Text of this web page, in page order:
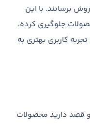
برسانند. با این
جلوگیری کرده،
کاربری بهتری به
قصد دارید محصولات